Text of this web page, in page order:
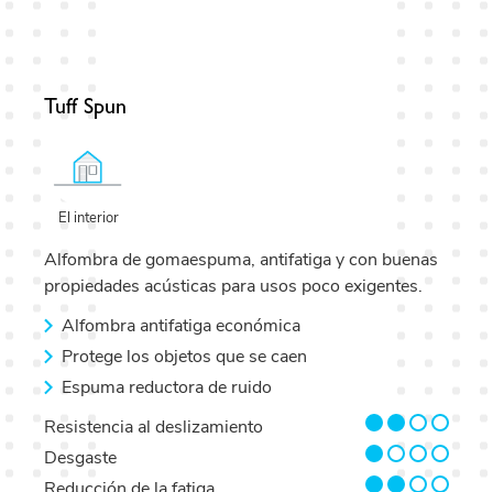
Tuff Spun
El interior
Alfombra de gomaespuma, antifatiga y con buenas
propiedades acústicas para usos poco exigentes.
Alfombra antifatiga económica
Protege los objetos que se caen
Espuma reductora de ruido
Resistencia al deslizamiento
2/4
Desgaste
1/4
2/4